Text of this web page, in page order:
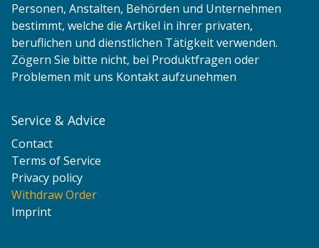
Service & Advice
Contact
Terms of Service
Privacy policy
Withdraw Order
Imprint
Personen, Anstalten, Behörden und Unternehmen
bestimmt, welche die Artikel in ihrer privaten,
beruflichen und dienstlichen Tätigkeit verwenden.
Zögern Sie bitte nicht, bei Produktfragen oder
Problemen mit uns Kontakt aufzunehmen